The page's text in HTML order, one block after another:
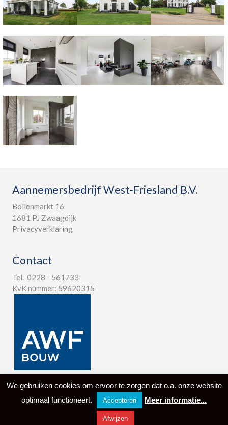
Aannemersbedrijf West-Friesland B.V.
Bollenmarkt 16
1681 PJ Zwaagdijk
Privacyverklaring
Contact
Tel. 0228 - 561733
KvK nummer: 59620315
© 2024 Aannemersbedrijf West-Friesland B.V. -Design by I-match
Webconcepts
We gebruiken cookies om ervoor te zorgen dat o.a. onze website
optimaal functioneert.
Accepteren Meer informatie...
Afwijzen